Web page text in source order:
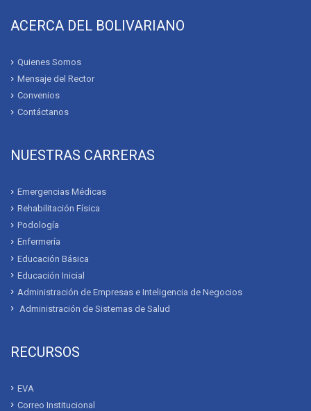
ACERCA DEL BOLIVARIANO
Quienes Somos
Mensaje del Rector
Convenios
Contáctanos
NUESTRAS CARRERAS
Emergencias Médicas
Rehabilitación Física
Podología
Enfermería
Educación Básica
Educación Inicial
Administración de Empresas e Inteligencia de Negocios
Administración de Sistemas de Salud
RECURSOS
EVA
Correo Institucional